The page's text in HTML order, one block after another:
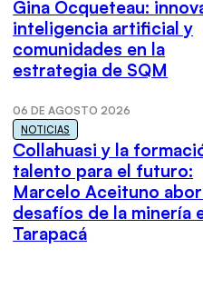
Gina Ocqueteau:
inteligencia artificial y
comunidades en la
estrategia de SQM
06 DE AGOSTO 2026
NOTICIAS
Collahuasi y la
talento para el futuro:
Marcelo Aceituno
desafíos de la minería
Tarapacá